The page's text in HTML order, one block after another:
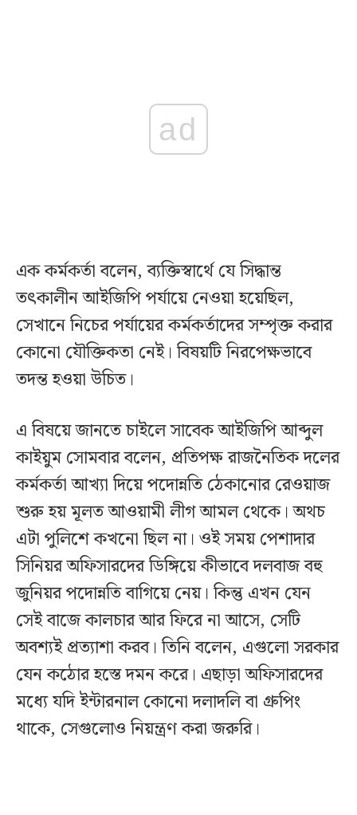
ad
এক কর্মকর্তা বলেন, ব্যক্তিস্বার্থে যে সিদ্ধান্ত
তৎকালীন আইজিপি পর্যায়ে নেওয়া হয়েছিল,
সেখানে নিচের পর্যায়ের কর্মকর্তাদের সম্পৃক্ত করার
কোনো যৌক্তিকতা নেই। বিষয়টি নিরপেক্ষভাবে
তদন্ত হওয়া উচিত।
এ বিষয়ে জানতে চাইলে সাবেক আইজিপি আব্দুল
কাইয়ুম সোমবার বলেন, প্রতিপক্ষ রাজনৈতিক দলের
কর্মকর্তা আখ্যা দিয়ে পদোন্নতি ঠেকানোর রেওয়াজ
শুরু হয় মূলত আওয়ামী লীগ আমল থেকে। অথচ
এটা পুলিশে কখনো ছিল না। ওই সময় পেশাদার
সিনিয়র অফিসারদের ডিঙ্গিয়ে কীভাবে দলবাজ বহু
জুনিয়র পদোন্নতি বাগিয়ে নেয়। কিন্তু এখন যেন
সেই বাজে কালচার আর ফিরে না আসে, সেটি
অবশ্যই প্রত্যাশা করব। তিনি বলেন, এগুলো সরকার
যেন কঠোর হস্তে দমন করে। এছাড়া অফিসারদের
মধ্যে যদি ইন্টারনাল কোনো দলাদলি বা গ্রুপিং
থাকে, সেগুলোও নিয়ন্ত্রণ করা জরুরি।